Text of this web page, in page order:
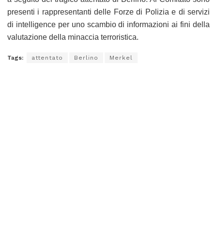
presenti i rappresentanti delle Forze di Polizia e di servizi
di intelligence per uno scambio di informazioni ai fini della
valutazione della minaccia terroristica.
Tags: attentato Berlino Merkel